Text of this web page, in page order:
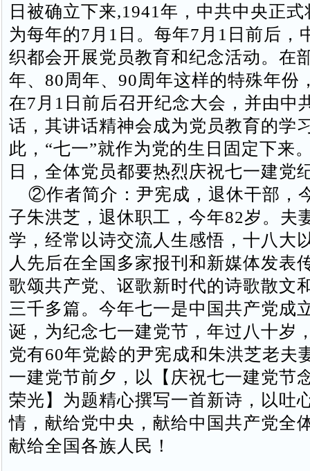
日被确立下来,1941年，中共中央正
为每年的7月1日。每年7月1日前后，
织都会开展党员教育和纪念活动。在
年、80周年、90周年这样的特殊年份
在7月1日前后召开纪念大会，并由中
话，其讲话精神会成为党员教育的学
此，“七一”就作为党的生日固定下来
日，全体党员都要热烈庆祝七一建党
②作者简介：尹宪成，退休干部，
子朱洪芝，退休职工，今年82岁。夫
学，经常以诗交流人生感悟，十八大
人先后在全国多家报刊和新媒体发表
歌颂共产党、讴歌新时代的诗歌散文
三千多篇。今年七一是中国共产党成
诞，为纪念七一建党节，年过八十岁
党有60年党龄的尹宪成和朱洪芝老夫
一建党节前夕，以【庆祝七一建党节
荣光】为题精心撰写一首新诗，以吐
情，献给党中央，献给中国共产党全
献给全国各族人民！